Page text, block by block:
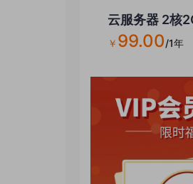
云服务器 2核
￥ 99.00/1年